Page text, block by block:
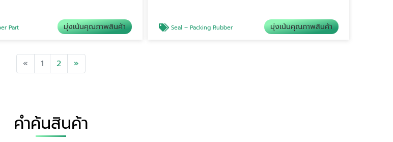
Part มุ่งเน้นคุณภาพสินค้า Seal – Packing Rubber มุ่งเน้นคุณภาพสินค้า
« Previous
1 2 »
คำค้นสินค้า